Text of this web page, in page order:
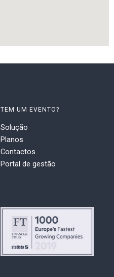
TEM UM EVENTO?
Solução
Planos
Contactos
Portal de gestão